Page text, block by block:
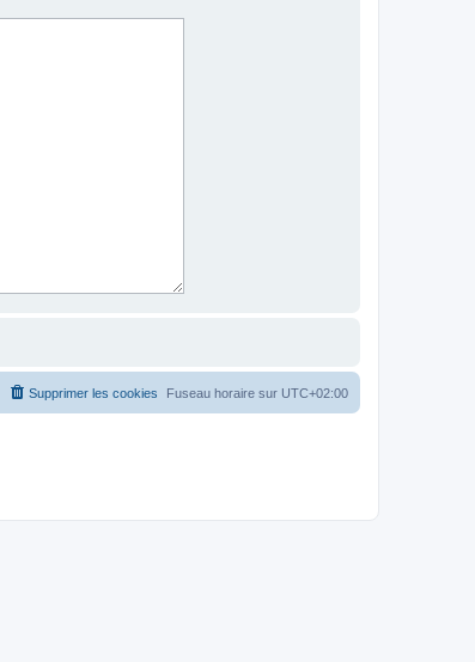
Fuseau horaire sur UTC+02:00
Supprimer les cookies